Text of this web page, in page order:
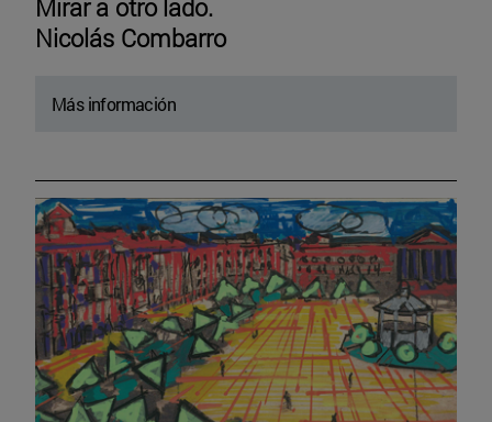
Mirar a otro lado.
Nicolás Combarro
Más información